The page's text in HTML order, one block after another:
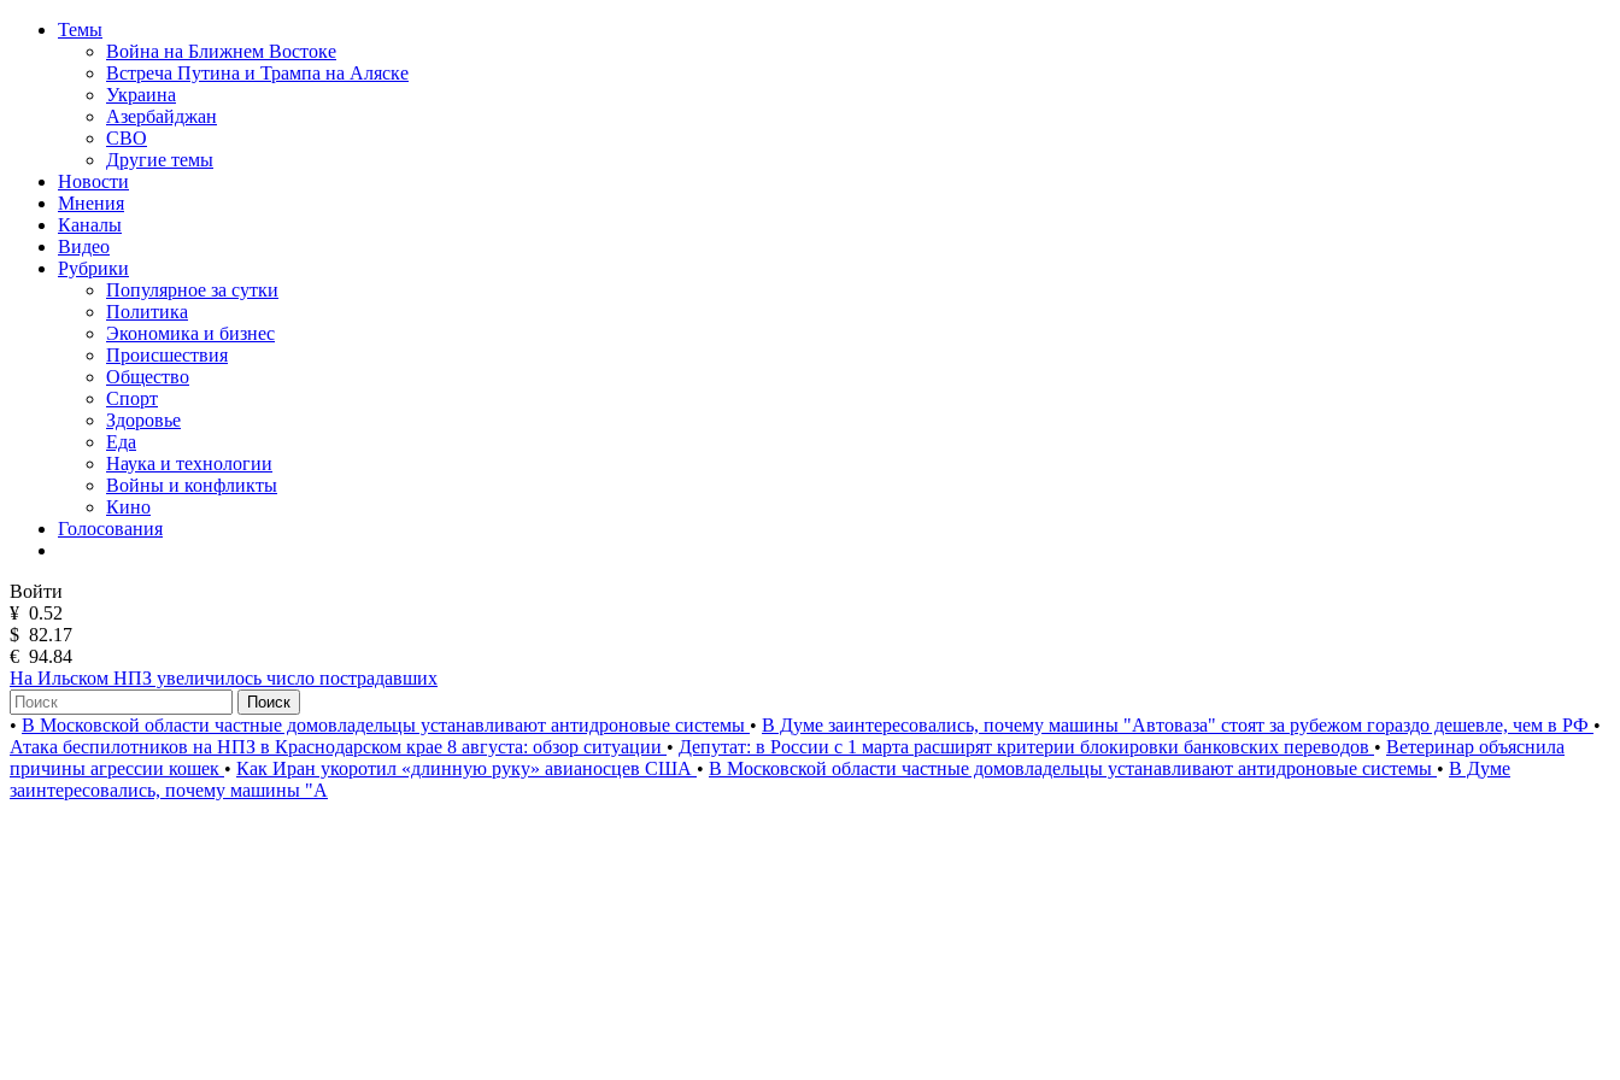
Темы
Война на Ближнем Востоке
Встреча Путина и Трампа на Аляске
Украина
Азербайджан
СВО
Другие темы
Новости
Мнения
Каналы
Видео
Рубрики
Популярное за сутки
Политика
Экономика и бизнес
Происшествия
Общество
Спорт
Здоровье
Еда
Наука и технологии
Войны и конфликты
Кино
Голосования
Войти
¥ 0.52
$ 82.17
€ 94.84
На Ильском НПЗ увеличилось число пострадавших
Поиск
• В Московской области частные домовладельцы устанавливают антидроновые системы • В Думе заинтересовались, почему машины "Автоваза" стоят за рубежом гораздо дешевле, чем в РФ •
Атака беспилотников на НПЗ в Краснодарском крае 8 августа: обзор ситуации • Депутат: в России с 1 марта расширят критерии блокировки банковских переводов • Ветеринар объяснила
причины агрессии кошек • Как Иран укоротил «длинную руку» авианосцев США • В Московской области частные домовладельцы устанавливают антидроновые системы • В Думе
заинтересовались, почему машины "А